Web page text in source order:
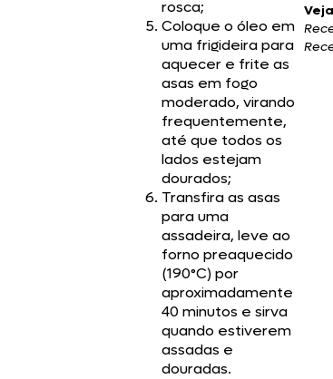
rosca;
Coloque o óleo em
uma frigideira para
aquecer e frite as
asas em fogo
moderado, virando
frequentemente,
até que todos os
lados estejam
dourados;
Transfira as asas
para uma
assadeira, leve ao
forno preaquecido
(190°C) por
aproximadamente
40 minutos e sirva
quando estiverem
assadas e
douradas.